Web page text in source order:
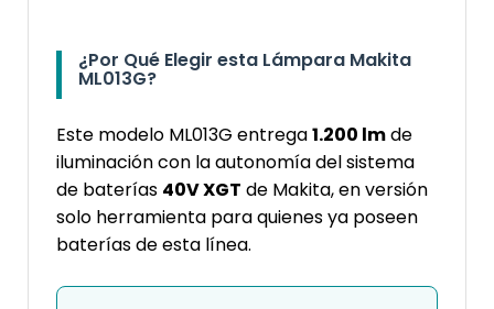
¿Por Qué Elegir esta Lámpara Makita
ML013G?
Este modelo ML013G entrega1.200 lmde
iluminación con la autonomía del sistema
de baterías 40V XGT de Makita, en versión
solo herramienta para quienes ya poseen
baterías de esta línea.